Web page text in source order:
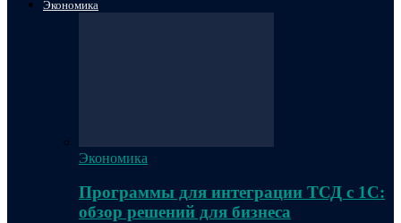
Экономика
Экономика
Программы для интеграции ТСД с 1С:
обзор решений для бизнеса